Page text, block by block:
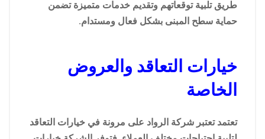
طريق تلبية توقعاتهم وتقديم خدمات متميزة تضمن
حماية سطح المبنى بشكل فعال ومستدام.
خيارات التعاقد والعروض
الخاصة
تعتمد تعتبر شركة الرواد على مرونة في خيارات التعاقد